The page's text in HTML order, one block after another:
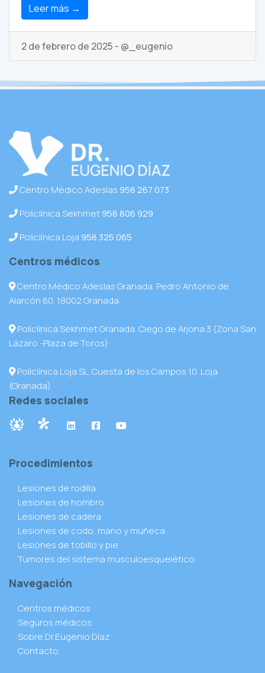
Leer más →
2 de febrero de 2025 - @_eugenio
Centro Médico Adeslas 958 267 073
Policlínica Sekhmet958 806 929
Policlínica Loja 958 325 065
Centros médicos
Centro Médico Adeslas Granada. Pedro Antonio de
Alarcón 60. 18002 Granada
Policlínica Sekhmet Granada. Ciego de Arjona 3 (Zona San
Lázaro -Plaza de Toros)
Policlínica Loja SL. Cuesta de los Campos 10. Loja
(Granada)
Redes sociales
Procedimientos
Lesiones de rodilla
Lesiones de hombro
Lesiones de cadera
Lesiones de codo, mano y muñeca
Lesiones de tobillo y pie
Tumores del sistema musculoesquelético
Navegación
Centros médicos
Seguros médicos
Sobre Dr.Eugenio Díaz
Contacto